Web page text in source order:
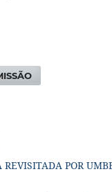
POR